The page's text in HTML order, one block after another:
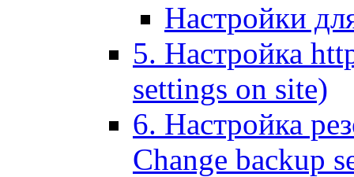
Настройки
5. Настройка
settings on site)
6. Настройка
Change backup